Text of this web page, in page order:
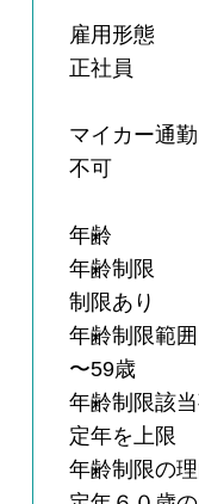
雇用形態
正社員
マイカー通勤
不可
年齢
年齢制限
制限あり
年齢制限範囲
〜59歳
年齢制限該
定年を上限
年齢制限の